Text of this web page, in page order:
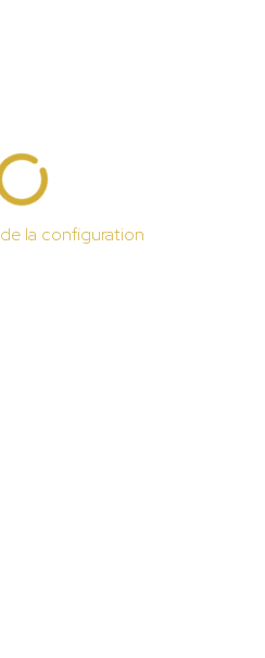
la configuration